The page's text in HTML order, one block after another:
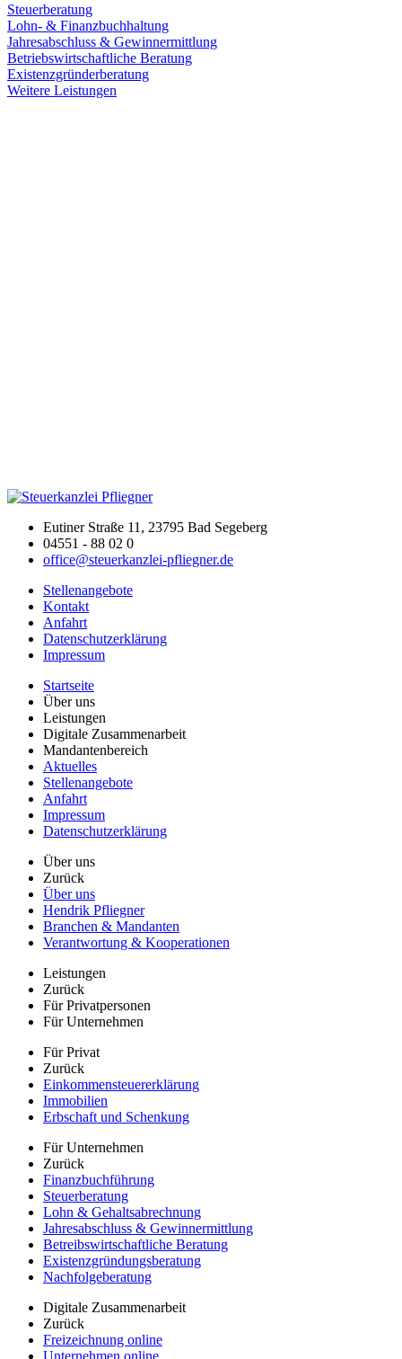
Steuerberatung
Lohn- & Finanzbuchhaltung
Jahresabschluss & Gewinnermittlung
Betriebswirtschaftliche Beratung
Existenzgründerberatung
Weitere Leistungen
Eutiner Straße 11, 23795 Bad Segeberg
04551 - 88 02 0
office@steuerkanzlei-pfliegner.de
Stellenangebote
Kontakt
Anfahrt
Datenschutzerklärung
Impressum
Startseite
Über uns
Leistungen
Digitale Zusammenarbeit
Mandantenbereich
Aktuelles
Stellenangebote
Anfahrt
Impressum
Datenschutzerklärung
Über uns
Zurück
Über uns
Hendrik Pfliegner
Branchen & Mandanten
Verantwortung & Kooperationen
Leistungen
Zurück
Für Privatpersonen
Für Unternehmen
Für Privat
Zurück
Einkommensteuererklärung
Immobilien
Erbschaft und Schenkung
Für Unternehmen
Zurück
Finanzbuchführung
Steuerberatung
Lohn & Gehaltsabrechnung
Jahresabschluss & Gewinnermittlung
Betreibswirtschaftliche Beratung
Existenzgründungsberatung
Nachfolgeberatung
Digitale Zusammenarbeit
Zurück
Freizeichnung online
Unternehmen online